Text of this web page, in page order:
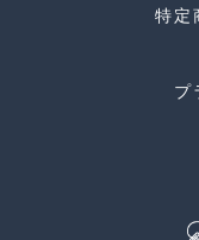
特定
プ